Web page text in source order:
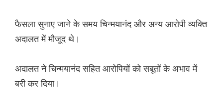
फैसला सुनाए जाने के समय चिन्मयानंद और अन्य आरोपी व्यक्ति
अदालत में मौजूद थे।
अदालत ने चिन्मयानंद सहित आरोपियों को सबूतों के अभाव में
बरी कर दिया।